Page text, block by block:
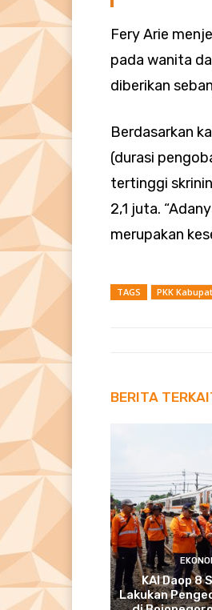
Fery Arie
pada wanita
diberikan
Berdasarkan
(durasi
tertinggi
2,1 juta.
merupakan
TAGS PKK
BERITA
KAI Daop 8
Lakukan